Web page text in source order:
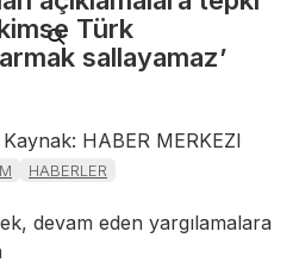
Türk
sallayamaz’
Kaynak: HABER MERKEZI
HABERLER